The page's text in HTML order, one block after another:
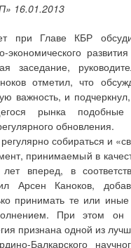
16.01.2013
при Главе КБР
экономического
заседание,
отметил, что
важность, и
рынка подобные
обновления.
собираться и
принимаемый в
вперед, в
Арсен Каноков,
принимать те или
При этом он
признана одной из
Балкарского